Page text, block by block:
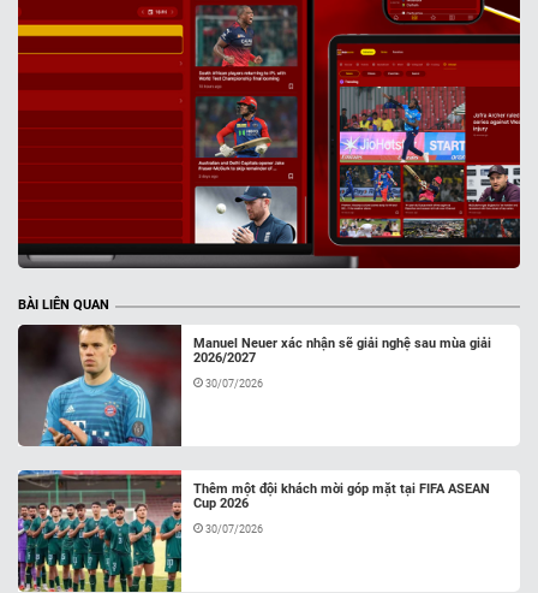
BÀI LIÊN QUAN
Manuel Neuer xác nhận sẽ giải nghệ sau mùa giải
2026/2027
30/07/2026
Thêm một đội khách mời góp mặt tại FIFA ASEAN
Cup 2026
30/07/2026